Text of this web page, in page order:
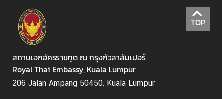
ท
ย
ใ
ม
า
เ
TOP
สถานเอกอัครราชทูต ณ กรุงกัวลาลัมเปอร์
Royal Thai Embassy, Kuala Lumpur
206 Jalan Ampang 50450, Kuala Lumpur